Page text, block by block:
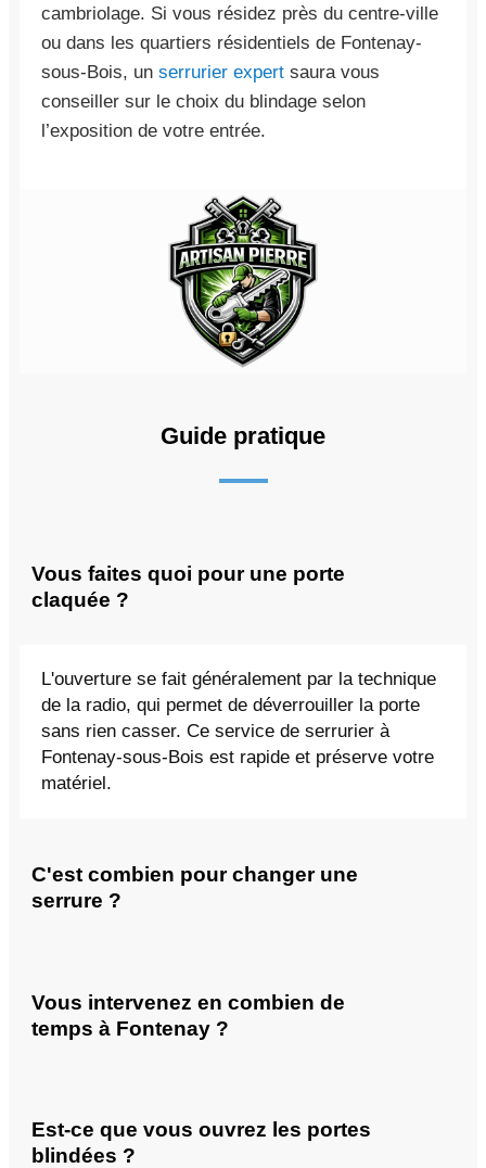
cambriolage. Si vous résidez près du centre-ville
ou dans les quartiers résidentiels de Fontenay-
sous-Bois, un serrurier expert saura vous
conseiller sur le choix du blindage selon
l’exposition de votre entrée.
Guide pratique
Vous faites quoi pour une porte
claquée ?
L'ouverture se fait généralement par la technique
de la radio, qui permet de déverrouiller la porte
sans rien casser. Ce service de serrurier à
Fontenay-sous-Bois est rapide et préserve votre
matériel.
C'est combien pour changer une
serrure ?
Vous intervenez en combien de
temps à Fontenay ?
Est-ce que vous ouvrez les portes
blindées ?